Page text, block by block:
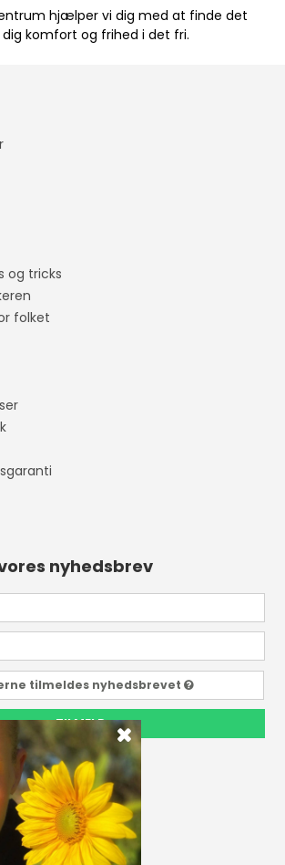
hjælper vi dig med at finde det
komfort og frihed i det fri.
og tricks
folket
nyhedsbrev
tilmeldes nyhedsbrevet
TILMELD
44
Danmark